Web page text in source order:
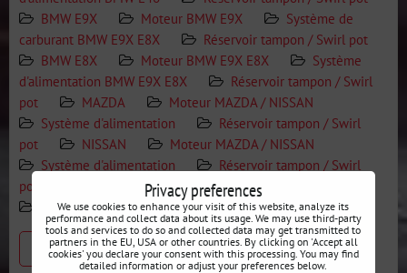
BMW E9X
Moteur BMW E9X
Système de
carburant BMW E9X E8X
Réservoir tampon / Swirl pot
BMW E8X
Moteur BMW E9X E8X
Système
d'alimentation BMW E9X E8X
Réservoir tampon / Swirl
pot
MAZDA
Moteur MAZDA / NISSAN
Système d'alimentation
Réservoir tampon / Swirl
pot
NISSAN
Moteur MAZDA / NISSAN
Système d'alimentation
Réservoir tampon / Swirl
pot
Système d'alimentation
Réservoir tampon / Swirl pot
Previous product
Privacy preferences
We use cookies to enhance your visit of this website, analyze its
performance and collect data about its usage. We may use third-party
tools and services to do so and collected data may get transmitted to
partners in the EU, USA or other countries. By clicking on 'Accept all
cookies' you declare your consent with this processing. You may find
detailed information or adjust your preferences below.